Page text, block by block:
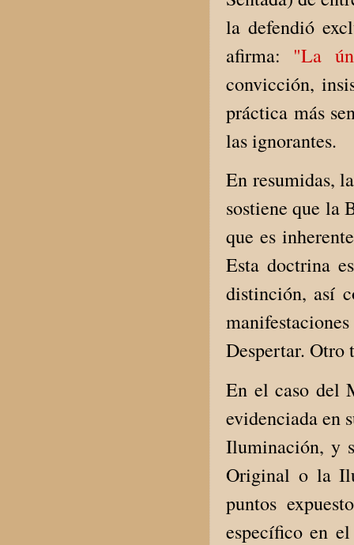
la defendió
afirma: "La
convicción,
práctica más
las ignorantes.
En resumidas,
sostiene que la
que es
Esta doctrina
distinción, así
Despertar. Otro
En el caso del
evidenciada en
Iluminación, y
Original o la
puntos
específico en